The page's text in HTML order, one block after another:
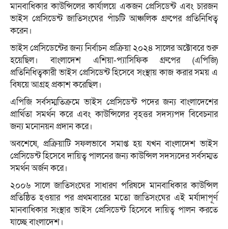
মানবাধিকার কাউন্সিলের কার্যালয়ে একজন প্রেসিডেন্ট এবং চারজন
ভাইস প্রেসিডেন্ট জাতিসংঘের পাঁচটি আঞ্চলিক গ্রুপের প্রতিনিধিত্ব
করেন।
ভাইস প্রেসিডেন্টের জন্য নির্বাচন প্রক্রিয়া ২০২৪ সালের অক্টোবরে শুরু
হয়েছিল। বাংলাদেশ এশিয়া-প্যাসিফিক গ্রুপের (এপিজি)
প্রতিনিধিত্বকারী ভাইস প্রেসিডেন্ট হিসেবে সংস্থায় কাজ করার সময় এ
বিষয়ে আগ্রহ প্রকাশ করেছিল।
এপিজি সর্বসম্মতিক্রমে ভাইস প্রেসিডেন্ট পদের জন্য বাংলাদেশের
প্রার্থিতা সমর্থন করে এবং কাউন্সিলের বৃহত্তর সদস্যপদ বিবেচনার
জন্য মনোনয়ন প্রদান করে।
অবশেষে, প্রক্রিয়াটি সফলভাবে সমাপ্ত হয় যখন বাংলাদেশ ভাইস
প্রেসিডেন্ট হিসেবে দায়িত্ব পালনের জন্য কাউন্সিল সদস্যদের সর্বসম্মত
সমর্থন অর্জন করে।
২০০৬ সালে জাতিসংঘের সাধারণ পরিষদে মানবাধিকার কাউন্সিল
প্রতিষ্ঠিত হওয়ার পর প্রথমবারের মতো জাতিসংঘের এই মর্যাদাপূর্ণ
মানবাধিকার সংস্থার ভাইস প্রেসিডেন্ট হিসেবে দায়িত্ব পালন করতে
যাচ্ছে বাংলাদেশ।